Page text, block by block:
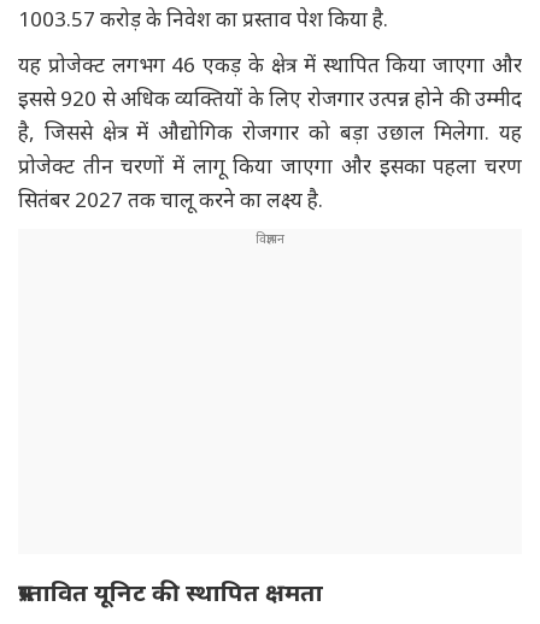
1003.57 करोड़ के निवेश का प्रस्ताव पेश किया है.
यह प्रोजेक्ट लगभग 46 एकड़ के क्षेत्र में स्थापित किया जाएगा और
इससे 920 से अधिक व्यक्तियों के लिए रोजगार उत्पन्न होने की उम्मीद
है, जिससे क्षेत्र में औद्योगिक रोजगार को बड़ा उछाल मिलेगा. यह
प्रोजेक्ट तीन चरणों में लागू किया जाएगा और इसका पहला चरण
सितंबर 2027 तक चालू करने का लक्ष्य है.
प्रस्तावित यूनिट की स्थापित क्षमता